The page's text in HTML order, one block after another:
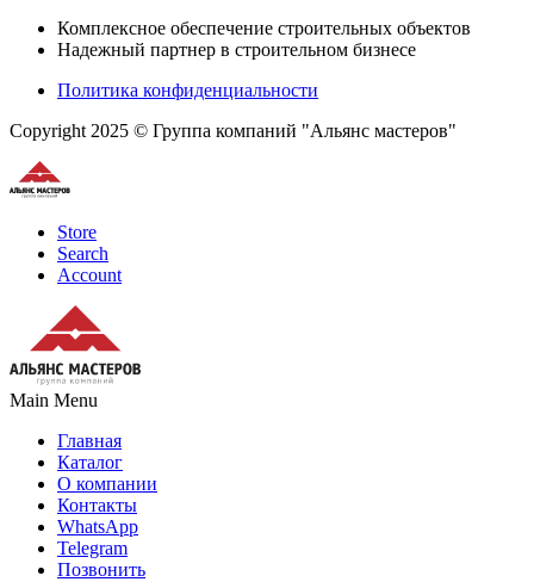
Комплексное обеспечение строительных объектов
Надежный партнер в строительном бизнесе
Политика конфиденциальности
Copyright 2025 © Группа компаний "Альянс мастеров"
Store
Search
Account
Main Menu
Главная
Каталог
О компании
Контакты
WhatsApp
Telegram
Позвонить